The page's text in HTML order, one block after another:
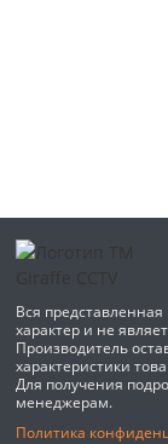
Вся
характер и не
Производитель
характеристики
Для получения
менеджерам.
Политика